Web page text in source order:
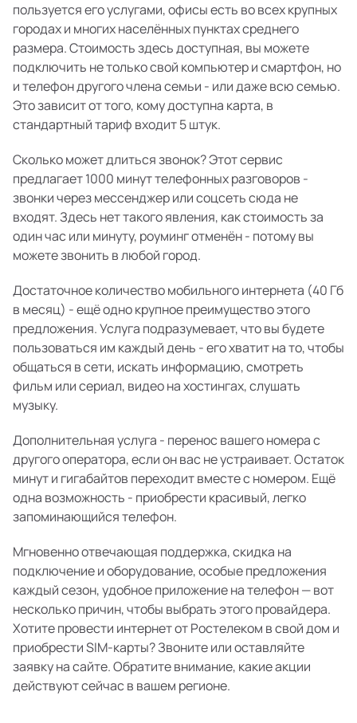
пользуется его услугами, офисы есть во всех крупных
городах и многих населённых пунктах среднего
размера. Стоимость здесь доступная, вы можете
подключить не только свой компьютер и смартфон, но
и телефон другого члена семьи - или даже всю семью.
Это зависит от того, кому доступна карта, в
стандартный тариф входит 5 штук.
Сколько может длиться звонок? Этот сервис
предлагает 1000 минут телефонных разговоров -
звонки через мессенджер или соцсеть сюда не
входят. Здесь нет такого явления, как стоимость за
один час или минуту, роуминг отменён - потому вы
можете звонить в любой город.
Достаточное количество мобильного интернета (40 Гб
в месяц) - ещё одно крупное преимущество этого
предложения. Услуга подразумевает, что вы будете
пользоваться им каждый день - его хватит на то, чтобы
общаться в сети, искать информацию, смотреть
фильм или сериал, видео на хостингах, слушать
музыку.
Дополнительная услуга - перенос вашего номера с
другого оператора, если он вас не устраивает. Остаток
минут и гигабайтов переходит вместе с номером. Ещё
одна возможность - приобрести красивый, легко
запоминающийся телефон.
Мгновенно отвечающая поддержка, скидка на
подключение и оборудование, особые предложения
каждый сезон, удобное приложение на телефон — вот
несколько причин, чтобы выбрать этого провайдера.
Хотите провести интернет от Ростелеком в свой дом и
приобрести SIM-карты? Звоните или оставляйте
заявку на сайте. Обратите внимание, какие акции
действуют сейчас в вашем регионе.